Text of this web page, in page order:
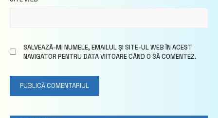
SALVEAZĂ-MI NUMELE, EMAILUL ȘI SITE-UL WEB ÎN ACEST
NAVIGATOR PENTRU DATA VIITOARE CÂND O SĂ COMENTEZ.